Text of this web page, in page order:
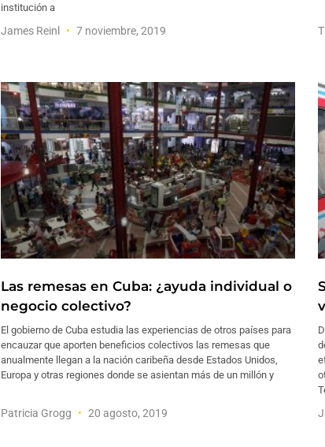
institución a
James Reinl 7 noviembre, 2019
Las remesas en Cuba: ¿ayuda individual o
negocio colectivo?
El gobierno de Cuba estudia las experiencias de otros países para
encauzar que aporten beneficios colectivos las remesas que
anualmente llegan a la nación caribeña desde Estados Unidos,
Europa y otras regiones donde se asientan más de un millón y
Patricia Grogg 20 agosto, 2019